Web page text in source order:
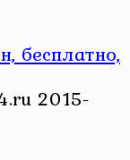
бесплатно,
2015-